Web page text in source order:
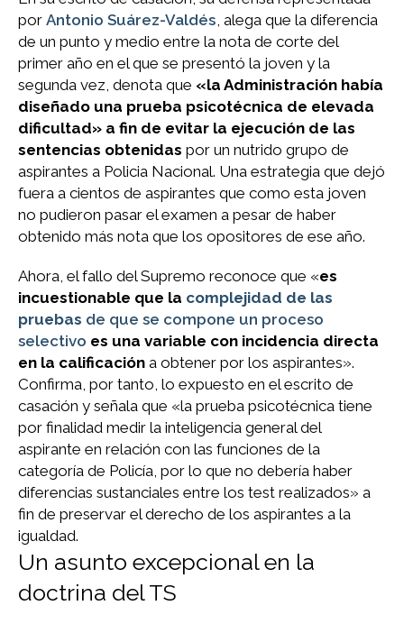
por Antonio Suárez-Valdés , alega que la diferencia
de un punto y medio entre la nota de corte del
primer año en el que se presentó la joven y la
segunda vez, denota que «la Administración había
diseñado una prueba psicotécnica de elevada
dificultad» a fin de evitar la ejecución de las
sentencias obtenidas por un nutrido grupo de
aspirantes a Policia Nacional. Una estrategia que dejó
fuera a cientos de aspirantes que como esta joven
no pudieron pasar el examen a pesar de haber
obtenido más nota que los opositores de ese año.
Ahora, el fallo del Supremo reconoce que «es
incuestionable que la complejidad de las
pruebas de que se compone un proceso
selectivo es una variable con incidencia directa
en la calificación a obtener por los aspirantes».
Confirma, por tanto, lo expuesto en el escrito de
casación y señala que «la prueba psicotécnica tiene
por finalidad medir la inteligencia general del
aspirante en relación con las funciones de la
categoría de Policía, por lo que no debería haber
diferencias sustanciales entre los test realizados» a
fin de preservar el derecho de los aspirantes a la
igualdad.
Un asunto excepcional en la
doctrina del TS